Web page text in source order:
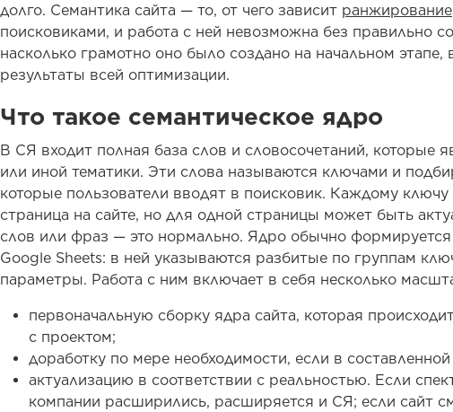
долго. Семантика сайта — то, от чего зависит ранжирование
поисковиками, и работа с ней невозможна без правильно
насколько грамотно оно было создано на начальном этапе,
результаты всей оптимизации.
Что такое семантическое ядро
В СЯ входит полная база слов и словосочетаний, которые
или иной тематики. Эти слова называются ключами и
которые пользователи вводят в поисковик. Каждому ключу
страница на сайте, но для одной страницы может быть
слов или фраз — это нормально. Ядро обычно
Google Sheets: в ней указываются разбитые по группам
параметры. Работа с ним включает в себя несколько
первоначальную сборку ядра сайта, которая
с проектом;
доработку по мере необходимости, если в
актуализацию в соответствии с реальностью. Если
компании расширились, расширяется и СЯ; если сайт